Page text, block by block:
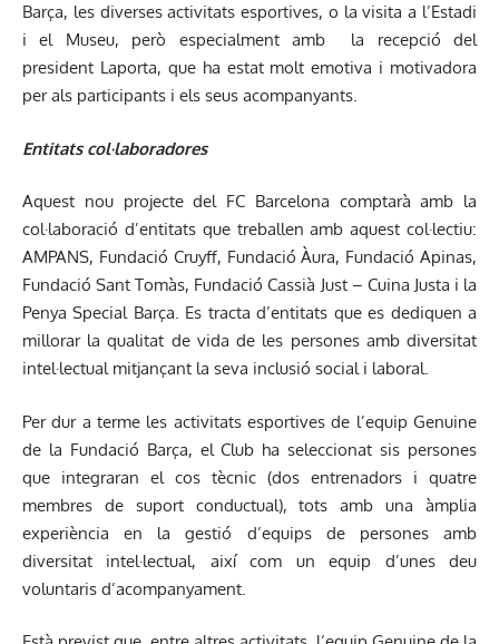
Barça, les diverses activitats esportives, o la visita a l’Estadi
i el Museu, però especialment amb la recepció del
president Laporta, que ha estat molt emotiva i motivadora
per als participants i els seus acompanyants.
Entitats col·laboradores
Aquest nou projecte del FC Barcelona comptarà amb la
col·laboració d’entitats que treballen amb aquest col·lectiu:
AMPANS, Fundació Cruyff, Fundació Àura, Fundació Apinas,
Fundació Sant Tomàs, Fundació Cassià Just – Cuina Justa i la
Penya Special Barça. Es tracta d’entitats que es dediquen a
millorar la qualitat de vida de les persones amb diversitat
intel·lectual mitjançant la seva inclusió social i laboral.
Per dur a terme les activitats esportives de l’equip Genuine
de la Fundació Barça, el Club ha seleccionat sis persones
que integraran el cos tècnic (dos entrenadors i quatre
membres de suport conductual), tots amb una àmplia
experiència en la gestió d’equips de persones amb
diversitat intel·lectual, així com un equip d’unes deu
voluntaris d’acompanyament.